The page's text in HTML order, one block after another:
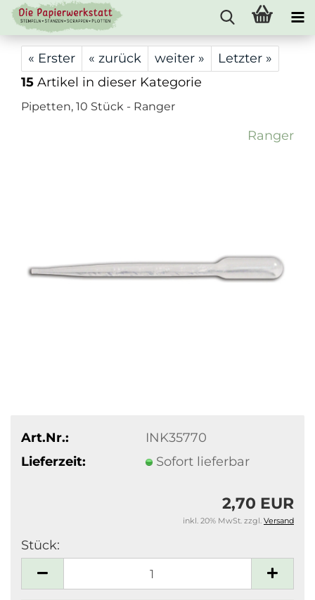
« Erster « zurück weiter »
Letzter »
15 Artikel in dieser Kategorie
Pipetten, 10 Stück - Ranger
Ranger
Art.Nr.:
INK35770
Lieferzeit:
Sofort lieferbar
2,70 EUR
inkl. 20% MwSt. zzgl. Versand
Stück: